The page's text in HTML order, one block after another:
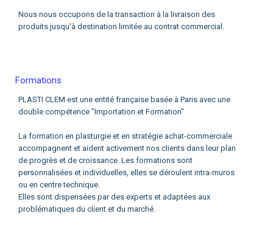
Nous nous occupons de la transaction à la livraison des
produits jusqu'à destination limitée au contrat commercial.
Formations
PLASTI CLEM est une entité française basée à Paris avec une
double compétence "Importation et Formation"
La formation en plasturgie et en stratégie achat-commerciale
accompagnent et aident activement nos clients dans leur plan
de progrès et de croissance. Les formations sont
personnalisées et individuelles, elles se déroulent intra-muros
ou en centre technique.
Elles sont dispensées par des experts et adaptées aux
problématiques du client et du marché.